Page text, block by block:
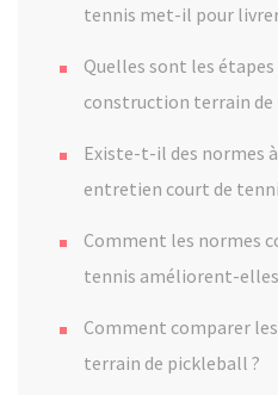
tennis met-il pour
Quelles sont les étapes
construction terrain de
Existe-t-il des normes
entretien court de
Comment les normes
tennis améliorent-elles
Comment comparer
terrain de pickleball ?